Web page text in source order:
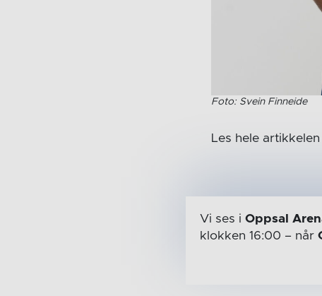
Foto: Svein Finneide
Les hele artikkelen
Vi ses i Oppsal
klokken 16:00 – når